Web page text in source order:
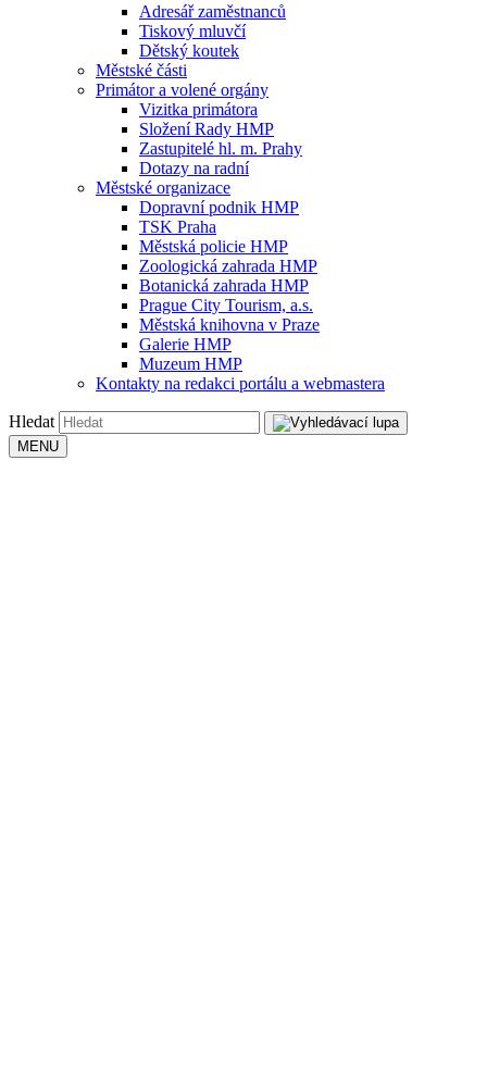
Adresář zaměstnanců
Tiskový mluvčí
Dětský koutek
Městské části
Primátor a volené orgány
Vizitka primátora
Složení Rady HMP
Zastupitelé hl. m. Prahy
Dotazy na radní
Městské organizace
Dopravní podnik HMP
TSK Praha
Městská policie HMP
Zoologická zahrada HMP
Botanická zahrada HMP
Prague City Tourism, a.s.
Městská knihovna v Praze
Galerie HMP
Muzeum HMP
Kontakty na redakci portálu a webmastera
Hledat
MENU